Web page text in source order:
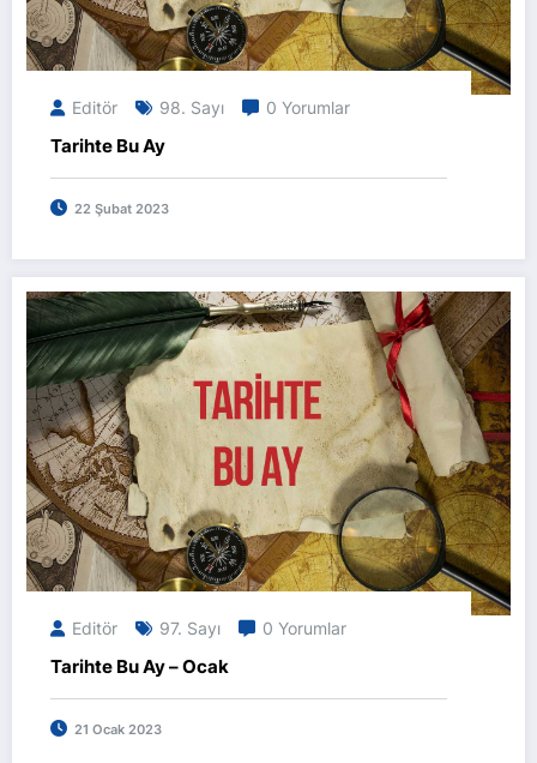
Editör 98. Sayı 0 Yorumlar
Tarihte Bu Ay
22 Şubat 2023
Editör 97. Sayı 0 Yorumlar
Tarihte Bu Ay – Ocak
21 Ocak 2023